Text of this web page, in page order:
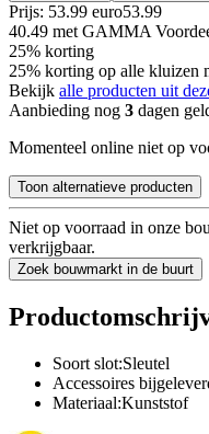
Prijs: 53.99 euro53.99
40.49 met GAMMA
25% korting
25% korting op alle kluizen
Bekijk alle producten uit
Aanbieding nog 3 dagen
Momenteel online niet op
Toon alternatieve producten
Niet op voorraad in onze
verkrijgbaar.
Zoek bouwmarkt in de buurt
Soort slot:Sleutel
Accessoires
Materiaal:Kunststof